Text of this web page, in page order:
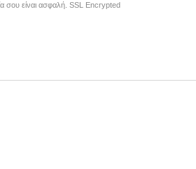
σου είναι ασφαλή. SSL Encrypted